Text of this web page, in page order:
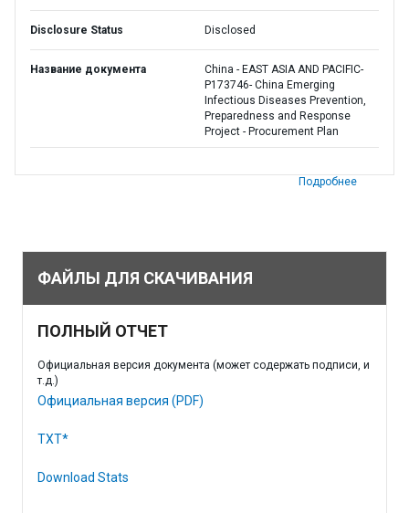
Disclosure Status Disclosed
Название документа
China - EAST ASIA AND PACIFIC-
P173746- China Emerging
Infectious Diseases Prevention,
Preparedness and Response
Project - Procurement Plan
Подробнее
ФАЙЛЫ ДЛЯ СКАЧИВАНИЯ
ПОЛНЫЙ ОТЧЕТ
Официальная версия документа (может содержать подписи, и
т.д.)
Официальная версия (PDF)
TXT*
Download Stats